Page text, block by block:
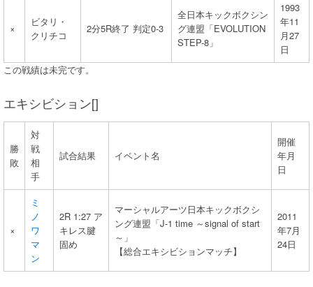
×
ビタリ・
クリチコ
2分5R終了 判定0-3
全日本キックボクシン
グ連盟「EVOLUTION
STEP-8」
1993
年11
月27
日
この戦績は未完です。
エキシビション[]
勝
敗
対
戦
相
手
試合結果 イベント名
開催
年月
日
×
ミ
ノ
ワ
マ
ン
2R 1:27 ア
キレス腱
固め
マーシャルアーツ日本キックボクシ
ング連盟「J-1 time ～signal of start
～」
【総合エキシビションマッチ】
2011
年7月
24日